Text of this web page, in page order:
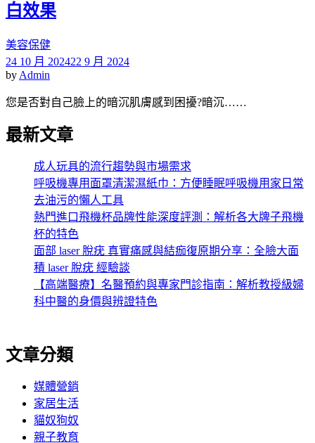
白效果
美容保健
24 10 月 202422 9 月 2024
by Admin
您是否對自己臉上的暗沉肌膚感到困擾?暗沉……
最新文章
成人玩具的流行趨勢與市場需求
呼吸機專用面罩清潔濕紙巾：方便睡眠呼吸機用家日常
去油污的懶人工具
熱門進口飛機杯品牌性能深度評測：解析各大牌子飛機
杯的特色
面部 laser 脫疣 真實痛感與結痂復原期分享：全臉大面
積 laser 脫疣 經驗談
【高端醫療】名醫預約與專家門診指南：解析教授級婦
科中醫的身價與辨證特色
文章分類
媒體營銷
家居生活
貓奴狗奴
親子教育